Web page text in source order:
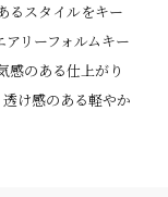
るスタイルをキー
リーフォルムキー
感のある仕上がり
け感のある軽やか